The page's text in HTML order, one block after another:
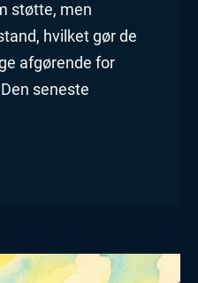
støtte, men
hvilket gør de
afgørende for
seneste